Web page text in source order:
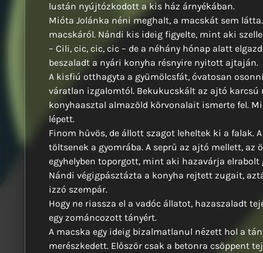
lustán nyújtózkodott a kis ház árnyékában.
Mióta Jolánka néni meghalt, a macskát sem
macskáról. Nándi kis ideig figyelte, mint aki
– Cili, cic, cic, cic – de a néhány hónap alatt
beszaladt a nyári konyha résnyire nyitott ajtaján.
A kisfiú otthagyta a gyümölcsfát, óvatosan
váratlan izgalomtól. Bekukucskált az ajtó karcsú
konyhaasztal almazöld körvonalait ismerte fel.
lépett.
Finom hűvös, de állott szagot leheltek ki a falak.
töltsenek a gyomrába. A seprű az ajtó mellett,
egyhelyben toporgott, mint aki hazavárja elrabolt
Nándi végigpásztázta a konyha rejtett zugait,
izzó szempár.
Hogy ne riassza el a vadóc állatot, hazaszaladt
egy zománcozott tányért.
A macska egy ideig bizalmatlanul nézett hol a
merészkedett. Először csak a betonra csöppent